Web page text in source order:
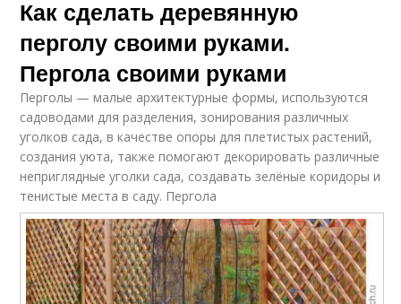
Как сделать деревянную
перголу своими руками.
Пергола своими руками
Перголы — малые архитектурные формы, используются
садоводами для разделения, зонирования различных
уголков сада, в качестве опоры для плетистых растений,
создания уюта, также помогают декорировать различные
неприглядные уголки сада, создавать зелёные коридоры и
тенистые места в саду. Пергола